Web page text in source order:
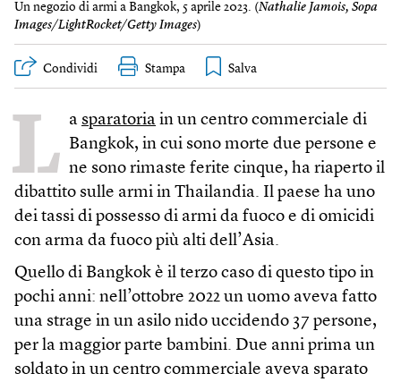
Un negozio di armi a Bangkok, 5 aprile 2023. (Nathalie Jamois, Sopa
Images/LightRocket/Getty Images)
Condividi Stampa
L a sparatoria in un centro commerciale di
Bangkok, in cui sono morte due persone e
ne sono rimaste ferite cinque, ha riaperto il
dibattito sulle armi in Thailandia. Il paese ha uno
dei tassi di possesso di armi da fuoco e di omicidi
con arma da fuoco più alti dell’Asia.
Quello di Bangkok è il terzo caso di questo tipo in
pochi anni: nell’ottobre 2022 un uomo aveva fatto
una strage in un asilo nido uccidendo 37 persone,
per la maggior parte bambini. Due anni prima un
soldato in un centro commerciale aveva sparato